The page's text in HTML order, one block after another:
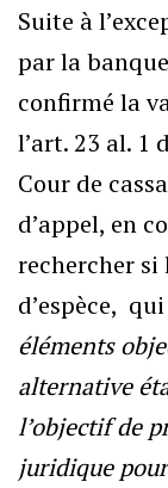
Suite à
par la
confirmé la
l’art. 23 al. 1
Cour de
d’appel, en
rechercher si
d’espèce,
éléments
alternative
l’objectif de
juridique